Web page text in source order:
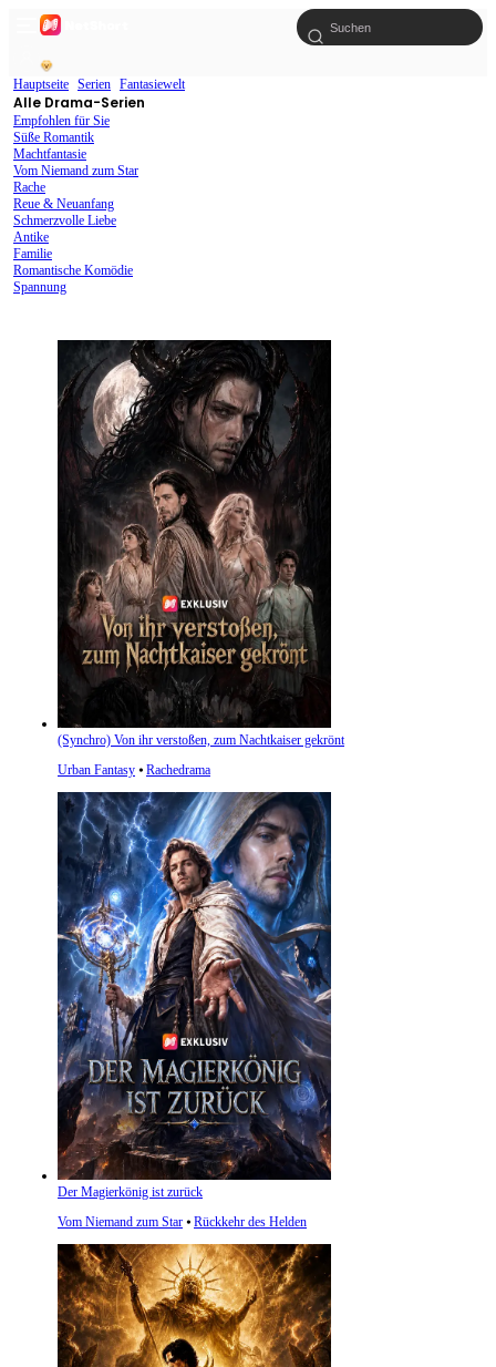
Hauptseite Serien Fantasiewelt
Alle Drama-Serien
Empfohlen für Sie
Süße Romantik
Machtfantasie
Vom Niemand zum Star
Rache
Reue & Neuanfang
Schmerzvolle Liebe
Antike
Familie
Romantische Komödie
Spannung
(Synchro) Von ihr verstoßen, zum Nachtkaiser gekrönt
Urban Fantasy ⦁ Rachedrama
Der Magierkönig ist zurück
Vom Niemand zum Star ⦁ Rückkehr des Helden